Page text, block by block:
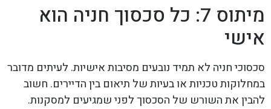
מיתוס 7: כל סכסוך חניה הוא
אישי
סכסוכי חניה לא תמיד נובעים מסיבות אישיות. לעיתים מדובר
במחלוקות טכניות או בעיות של תיאום בין הדיירים. חשוב
להבין את השורש של הסכסוך לפני שמגיעים למסקנות.